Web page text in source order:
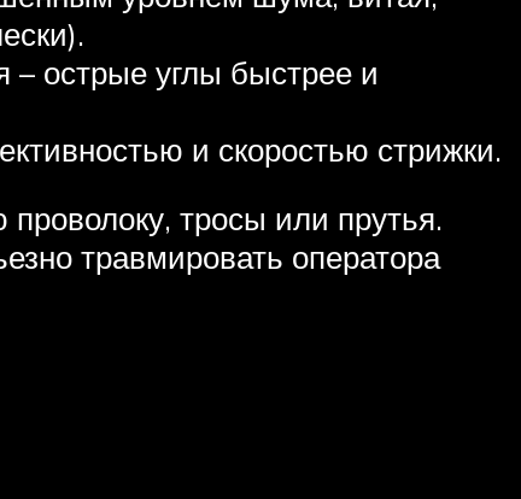
– острые углы быстрее и
и скоростью стрижки.
тросы или прутья.
травмировать оператора